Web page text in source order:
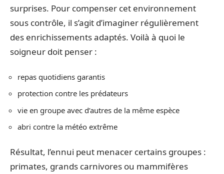
surprises. Pour compenser cet environnement
sous contrôle, il s’agit d’imaginer régulièrement
des enrichissements adaptés. Voilà à quoi le
soigneur doit penser :
repas quotidiens garantis
protection contre les prédateurs
vie en groupe avec d’autres de la même espèce
abri contre la météo extrême
Résultat, l’ennui peut menacer certains groupes :
primates, grands carnivores ou mammifères